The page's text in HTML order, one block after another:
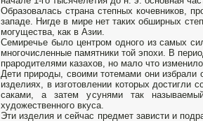
Образовалась страна степных кочевников,
западе. Нигде в мире нет таких обширных
могущества, как в Азии.
Семиречье было центром одного из самых
многочисленные памятники той эпохи. В
прародителями казахов, но мало что
Дети природы, своими тотемами они избрали
изделиях, в изготовлении которых достигли
саками, а затем усунями так
художественного вкуса.
Эти изделия и сейчас предмет зависти и